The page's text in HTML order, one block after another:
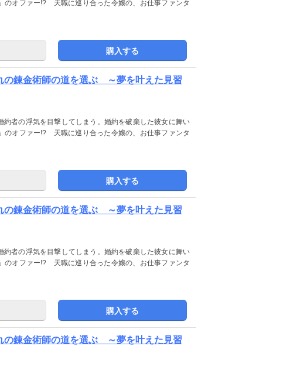
のオファー!? 天職に巡り合った令嬢の、お仕事ファンタ
購入する
の錬金術師の道を選ぶ ～夢を叶えた見習
者の浮気を目撃してしまう。婚約を破棄した彼女に舞い
のオファー!? 天職に巡り合った令嬢の、お仕事ファンタ
購入する
の錬金術師の道を選ぶ ～夢を叶えた見習
者の浮気を目撃してしまう。婚約を破棄した彼女に舞い
のオファー!? 天職に巡り合った令嬢の、お仕事ファンタ
購入する
の錬金術師の道を選ぶ ～夢を叶えた見習